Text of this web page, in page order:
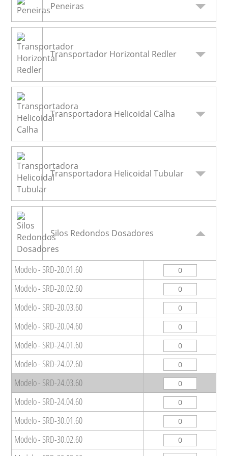
Peneiras
Transportador Horizontal Redler
Transportadora Helicoidal Calha
Transportadora Helicoidal Tubular
Silos Redondos Dosadores
Modelo - SRD-20.01.60
Modelo - SRD-20.02.60
Modelo - SRD-20.03.60
Modelo - SRD-20.04.60
Modelo - SRD-24.01.60
Modelo - SRD-24.02.60
Modelo - SRD-24.03.60
Modelo - SRD-24.04.60
Modelo - SRD-30.01.60
Modelo - SRD-30.02.60